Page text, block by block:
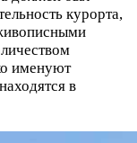
курорта,
именуют
в